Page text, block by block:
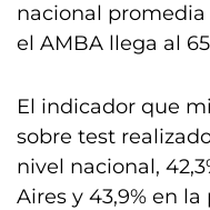
nacional promedia
el AMBA llega al
El indicador que
sobre test
nivel nacional,
Aires y 43,9% en